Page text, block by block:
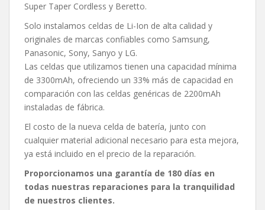
Super Taper Cordless y Beretto.
Solo instalamos celdas de Li-Ion de alta calidad y
originales de marcas confiables como Samsung,
Panasonic, Sony, Sanyo y LG.
Las celdas que utilizamos tienen una capacidad mínima
de 3300mAh, ofreciendo un 33% más de capacidad en
comparación con las celdas genéricas de 2200mAh
instaladas de fábrica.
El costo de la nueva celda de batería, junto con
cualquier material adicional necesario para esta mejora,
ya está incluido en el precio de la reparación.
Proporcionamos una garantía de 180 días en
todas nuestras reparaciones para la tranquilidad
de nuestros clientes.